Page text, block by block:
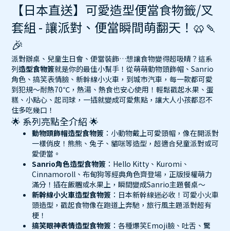
【日本直送】可愛造型便當食物籤/叉
套組 - 讓派對、便當瞬間萌翻天！🥨🍡
🎉
派對辦桌、兒童生日會、便當裝飾…想讓食物變得超吸睛？這系
列造型食物簽就是你的最佳小幫手！從萌萌動物頭飾帽、Sanrio
角色、搞笑表情臉、新幹線小火車，到城市汽車，每一款都可愛
到犯規～耐熱70℃，熱湯、熱食也安心使用！輕鬆戳起水果、蛋
糕、小點心、起司球，一插就變成可愛焦點，讓大人小孩都忍不
住多吃幾口！
🌟 系列亮點全介紹 🌟
動物頭飾帽造型食物簽 ：小動物戴上可愛頭帽，像在開派對
一樣俏皮！熊熊、兔子、貓咪等造型，超適合兒童派對或可
愛便當。
Sanrio角色造型食物簽 ：Hello Kitty、Kuromi、
Cinnamoroll、布甸狗等經典角色齊登場，正版授權萌力
滿分！插在飯糰或水果上，瞬間變成Sanrio主題餐桌～
新幹線小火車造型食物簽 ：日本新幹線迷必收！可愛小火車
頭造型，戳起食物像在跑道上奔馳，旅行風主題派對超有
梗！
搞笑眼神表情造型食物簽 ：各種爆笑Emoji臉、吐舌、驚